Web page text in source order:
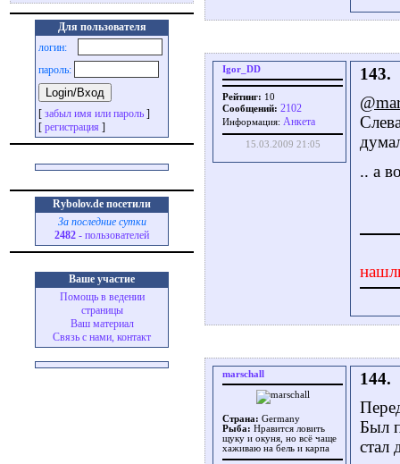
Для пользователя
логин:
пароль:
[ забыл имя или пароль ]
[ регистрация ]
Rybolov.de посетили
За последние сутки
2482 - пользователей
Ваше участие
Помощь в ведении
страницы
Ваш материал
Связь с нами, контакт
Igor_DD
Рейтинг: 10
Сообщений: 2102
Информация: Aнкета
15.03.2009 21:05
143.
.. а
marschall
Страна: Germany
Рыба: Нравится ловить
щуку и окуня, но всё чаще
хаживаю на бель и карпа
144.
Был
стал